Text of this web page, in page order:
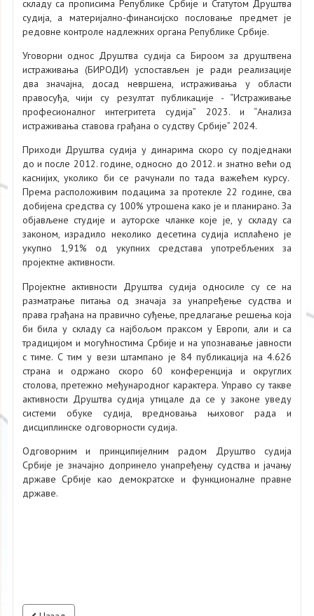
складу са прописима Републике Србије и Статутом Друштва
судија, а материјално-финансијско пословање предмет је
редовне контроле надлежних органа Републике Србије.
Уговорни однос Друштва судија са Бироом за друштвена
истраживања (БИРОДИ) успостављен је ради реализације
два значајна, досад невршена, истраживања у области
правосуђа, чији су резултат публикације - “Истраживање
професионалног интегритета судија” 2023. и “Анализа
истраживања ставова грађана о судству Србије” 2024.
Приходи Друштва судија у динарима скоро су подједнаки
до и после 2012. године, односно до 2012. и знатно већи од
каснијих, уколико би се рачунали по тада важећем курсу.
Према расположивим подацима за протекле 22 године, сва
добијена средства су 100% утрошена како је и планирано. За
објављене студије и ауторске чланке које је, у складу са
законом, израдило неколико десетина судија исплаћено је
укупно 1,91% од укупних средстава употребљених за
пројектне активности.
Пројектне активности Друштва судија односиле су се на
разматрање питања од значаја за унапређење судства и
права грађана на правично суђење, предлагање решења која
би била у складу са најбољом праксом у Европи, али и са
традицијом и могућностима Србије и на упознавање јавности
с тиме. С тим у вези штампано је 84 публикација на 4.626
страна и одржано скоро 60 конференција и округлих
столова, претежно међународног карактера. Управо су такве
активности Друштва судија утицале да се у законе уведу
системи обуке судија, вредновања њиховог рада и
дисциплинске одговорности судија.
Одговорним и принципијелним радом Друштво судија
Србије је значајно допринело унапређењу судства и јачању
државе Србије као демократске и функционалне правне
државе.